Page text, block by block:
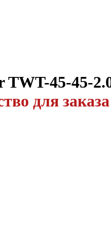
TWT-45-45-
для